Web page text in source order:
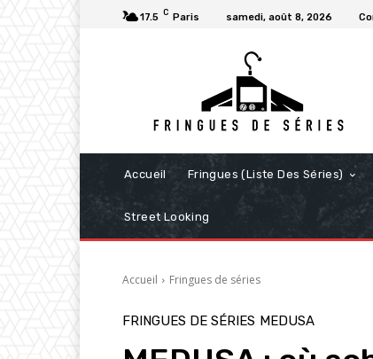
17.5 C Paris samedi, août 8, 2026
Accueil Fringues (Liste Des Séries)
Street Looking
Accueil Fringues de séries
FRINGUES DE SÉRIES MEDUSA